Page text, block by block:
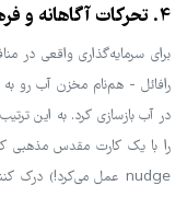
4. تحرکات آگاهانه و فرهنگی مرتبط
برای سرمایه‌گذاری واقعی در
رافائل - هم‌نام مخزن آب رو به
در آب بازسازی کرد. به این
را با یک کارت مقدس مذهبی